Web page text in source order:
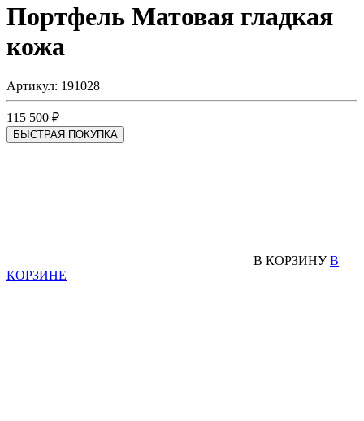
Портфель Матовая гладкая
кожа
Артикул: 191028
115 500 ₽
БЫСТРАЯ ПОКУПКА
В КОРЗИНУ В
КОРЗИНЕ